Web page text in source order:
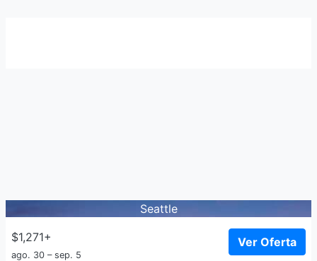
Seattle
$1,271+
ago. 30 – sep. 5
Ver Oferta